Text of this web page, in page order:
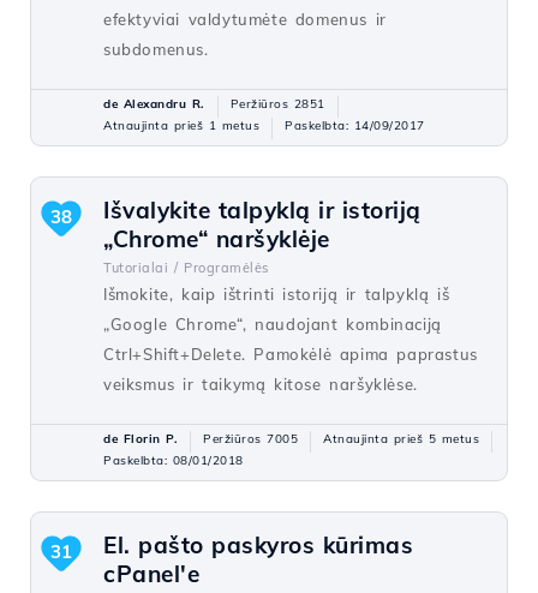
efektyviai valdytumėte domenus ir
subdomenus.
de Alexandru R.
Peržiūros 2851
Atnaujinta prieš 1 metus
Paskelbta: 14/09/2017
Išvalykite talpyklą ir istoriją
„Chrome“ naršyklėje
Tutorialai / Programėlės
Išmokite, kaip ištrinti istoriją ir talpyklą iš
„Google Chrome“, naudojant kombinaciją
Ctrl+Shift+Delete. Pamokėlė apima paprastus
veiksmus ir taikymą kitose naršyklėse.
38
de Florin P. Peržiūros 7005
Atnaujinta prieš 5 metus
Paskelbta: 08/01/2018
El. pašto paskyros kūrimas
cPanel'e
31